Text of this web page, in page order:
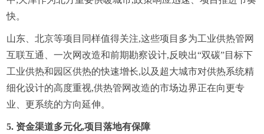
快。
山东、北京等项目同样值得关注,这些项目多为工业供热管网
互联互通、一次网改造和前期勘察设计,反映出“双碳”目标下
工业供热和园区供热的快速增长,以及超大城市对供热系统精
细化设计的高度重视,供热管网改造的市场边界正在向更专
业、更系统的方向延伸。
5. 资金渠道多元化,项目落地有保障